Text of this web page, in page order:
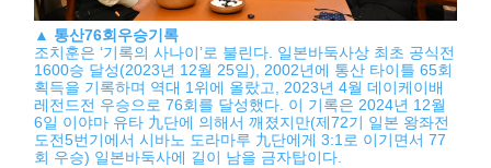
▲ 통산76회우승기록
조치훈은 ‘기록의 사나이’로 불린다. 일본바둑사상 최초 공식전
1600승 달성(2023년 12월 25일), 2002년에 통산 타이틀 65회
획득을 기록하며 역대 1위에 올랐고, 2023년 4월 데이케이배
레전드전 우승으로 76회를 달성했다. 이 기록은 2024년 12월
6일 이야마 유타 九단에 의해서 깨졌지만(제72기 일본 왕좌전
도전5번기에서 시바노 도라마루 九단에게 3:1로 이기면서 77
회 우승) 일본바둑사에 길이 남을 금자탑이다.